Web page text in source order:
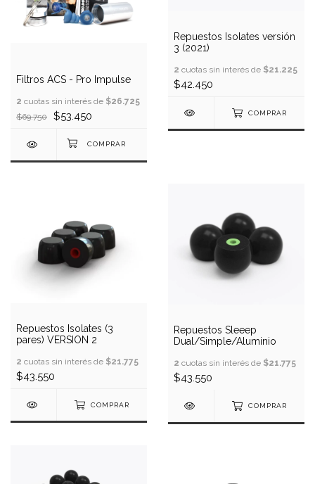
Filtros ACS - Pro Impulse
2 cuotas sin interés de $26.725
$69.750
$53.450
Repuestos Isolates versión
3 (2021)
2 cuotas sin interés de $21.225
$42.450
COMPRAR
Repuestos Isolates (3
pares) VERSION 2
2 cuotas sin interés de $21.775
$43.550
COMPRAR
Repuestos Sleeep
Dual/Simple/Aluminio
2 cuotas sin interés de $21.775
$43.550
COMPRAR